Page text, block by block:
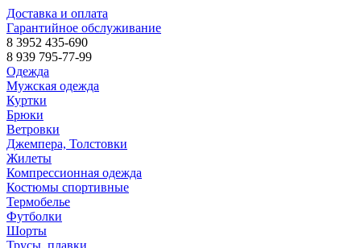
Доставка и оплата
Гарантийное обслуживание
8 3952 435-690
8 939 795-77-99
Одежда
Мужская одежда
Куртки
Брюки
Ветровки
Джемпера, Толстовки
Жилеты
Компрессионная одежда
Костюмы спортивные
Термобелье
Футболки
Шорты
Трусы, плавки